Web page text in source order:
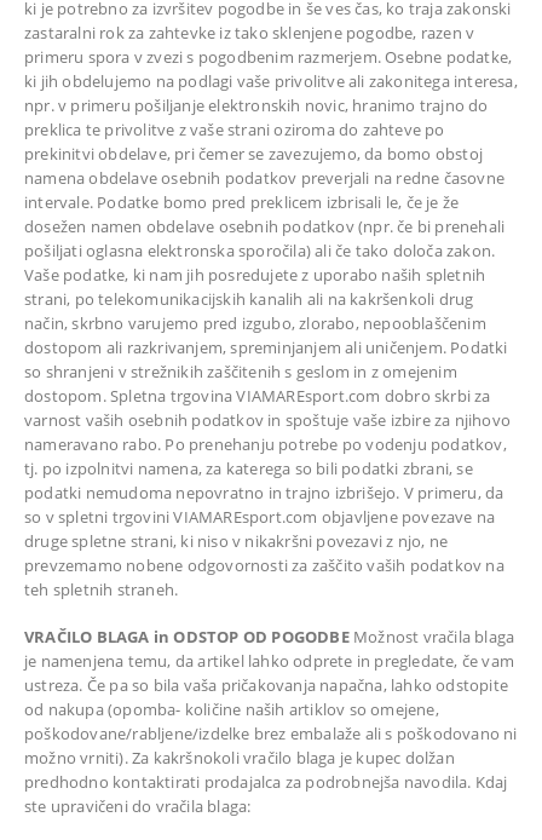
ki je potrebno za izvršitev pogodbe in še ves čas, ko traja zakonski
zastaralni rok za zahtevke iz tako sklenjene pogodbe, razen v
primeru spora v zvezi s pogodbenim razmerjem. Osebne podatke,
ki jih obdelujemo na podlagi vaše privolitve ali zakonitega interesa,
npr. v primeru pošiljanje elektronskih novic, hranimo trajno do
preklica te privolitve z vaše strani oziroma do zahteve po
prekinitvi obdelave, pri čemer se zavezujemo, da bomo obstoj
namena obdelave osebnih podatkov preverjali na redne časovne
intervale. Podatke bomo pred preklicem izbrisali le, če je že
dosežen namen obdelave osebnih podatkov (npr. če bi prenehali
pošiljati oglasna elektronska sporočila) ali če tako določa zakon.
Vaše podatke, ki nam jih posredujete z uporabo naših spletnih
strani, po telekomunikacijskih kanalih ali na kakršenkoli drug
način, skrbno varujemo pred izgubo, zlorabo, nepooblaščenim
dostopom ali razkrivanjem, spreminjanjem ali uničenjem. Podatki
so shranjeni v strežnikih zaščitenih s geslom in z omejenim
dostopom. Spletna trgovina VIAMAREsport.com dobro skrbi za
varnost vaših osebnih podatkov in spoštuje vaše izbire za njihovo
nameravano rabo. Po prenehanju potrebe po vodenju podatkov,
tj. po izpolnitvi namena, za katerega so bili podatki zbrani, se
podatki nemudoma nepovratno in trajno izbrišejo. V primeru, da
so v spletni trgovini VIAMAREsport.com objavljene povezave na
druge spletne strani, ki niso v nikakršni povezavi z njo, ne
prevzemamo nobene odgovornosti za zaščito vaših podatkov na
teh spletnih straneh.
VRAČILO BLAGA in ODSTOP OD POGODBEMožnost vračila blaga
je namenjena temu, da artikel lahko odprete in pregledate, če vam
ustreza. Če pa so bila vaša pričakovanja napačna, lahko odstopite
od nakupa (opomba- količine naših artiklov so omejene,
poškodovane/rabljene/izdelke brez embalaže ali s poškodovano ni
možno vrniti). Za kakršnokoli vračilo blaga je kupec dolžan
predhodno kontaktirati prodajalca za podrobnejša navodila. Kdaj
ste upravičeni do vračila blaga: